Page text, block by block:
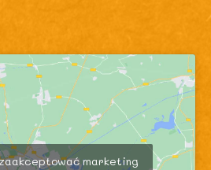
marketing